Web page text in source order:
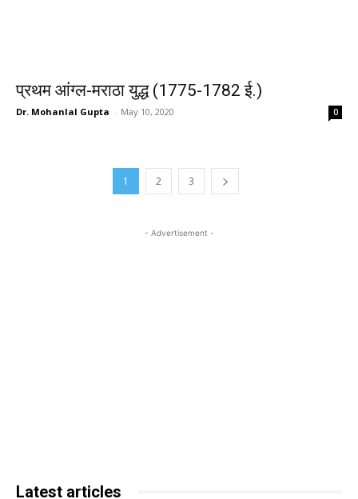
प्रथम आंग्ल-मराठा युद्ध (1775-1782 ई.)
Dr. Mohanlal Gupta - May 10, 2020 0
1 2 3
- Advertisement -
Latest articles